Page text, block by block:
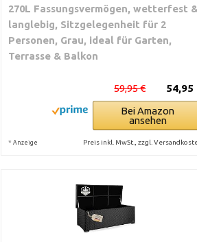
270L Fassungsvermögen, wetterfest &
langlebig, Sitzgelegenheit für 2
Personen, Grau, ideal für Garten,
Terrasse & Balkon
54,95
59,95 €
Bei Amazon
ansehen
* Anzeige Preis inkl. MwSt., zzgl.